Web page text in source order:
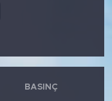
BASINÇ